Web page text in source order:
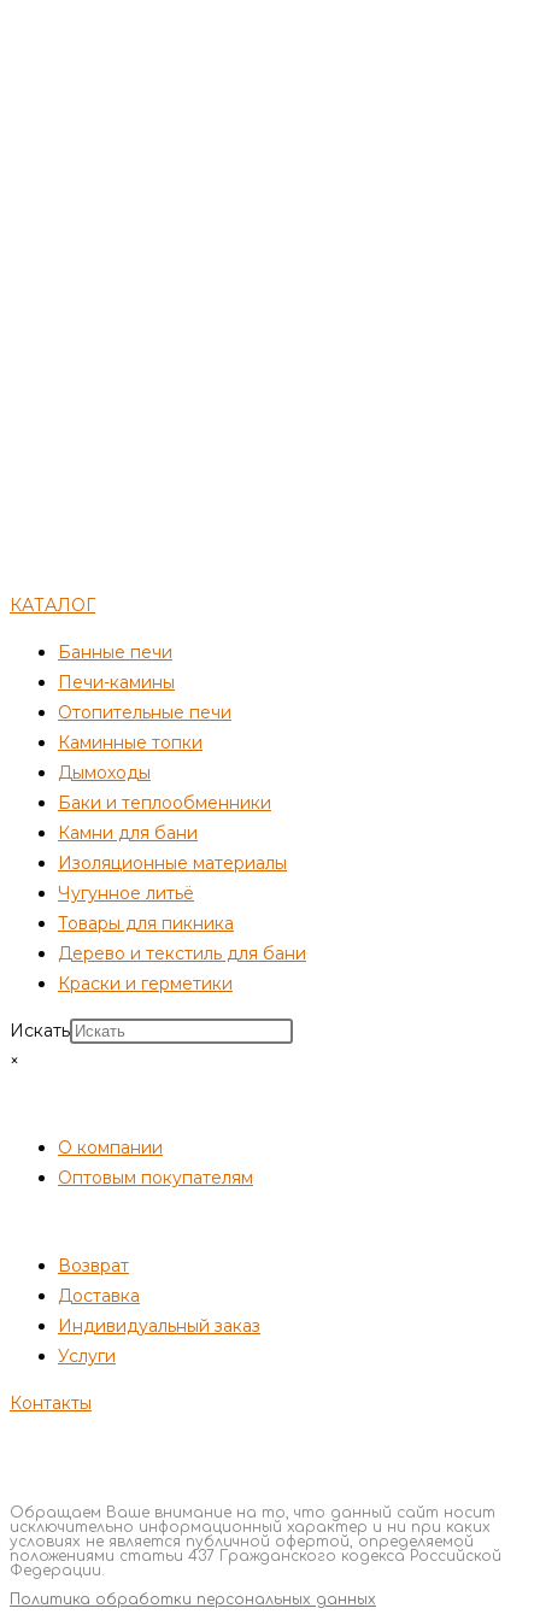
КАТАЛОГ
Банные печи
Печи-камины
Отопительные печи
Каминные топки
Дымоходы
Баки и теплообменники
Камни для бани
Изоляционные материалы
Чугунное литьё
Товары для пикника
Дерево и текстиль для бани
Краски и герметики
Искать
×
О компании
Оптовым покупателям
Возврат
Доставка
Индивидуальный заказ
Услуги
Контакты
Обращаем Ваше внимание на то, что данный сайт носит
исключительно информационный характер и ни при каких
условиях не является публичной офертой, определяемой
положениями статьи 437 Гражданского кодекса Российской
Федерации.
Политика обработки персональных данных